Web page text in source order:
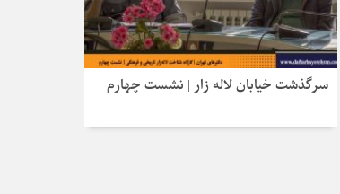
سرگذشت خیابان لاله‌ زار | نشست چهارم